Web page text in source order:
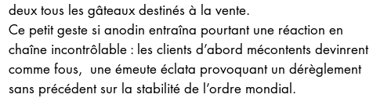
deux tous les gâteaux destinés à la vente.
Ce petit geste si anodin entraîna pourtant une réaction en
chaîne incontrôlable : les clients d’abord mécontents devinrent
comme fous, une émeute éclata provoquant un dérèglement
sans précédent sur la stabilité de l’ordre mondial.